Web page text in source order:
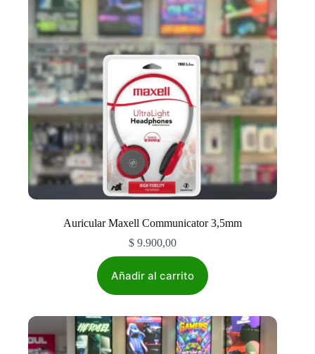
Auricular Maxell Communicator 3,5mm
$ 9.900,00
Añadir al carrito